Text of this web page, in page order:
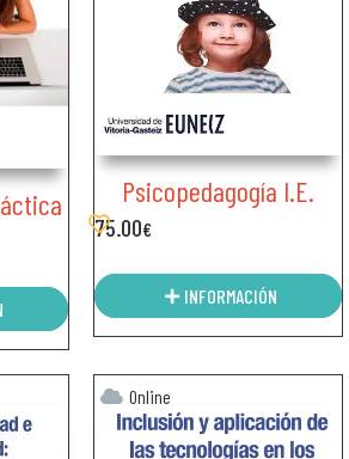
Psicopedagogía I.E.
75.00€
INFORMACIÓN
Online